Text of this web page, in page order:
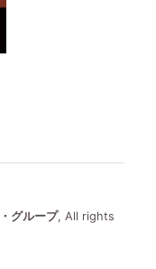
グループ, All rights